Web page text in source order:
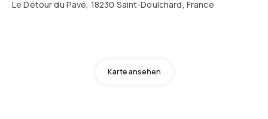
Le Détour du Pavé, 18230 Saint-Doulchard, France
Karte ansehen